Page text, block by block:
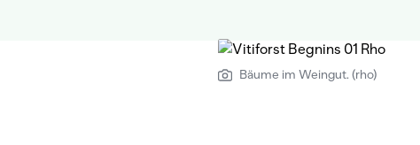
Bäume im Weingut. (rho)